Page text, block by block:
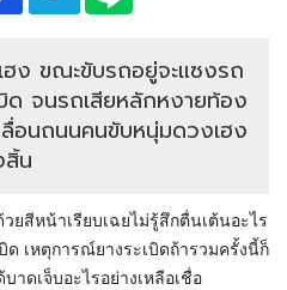
ง ขณะขับรถอยู่จะแซงรถ
ด จนรถเสียหลักหงายท้อง
อนถนนคนขับหนุ่มดวงเฮง
สิ้น
สีหน้าเรียบเฉยไม่รู้สึกตื่นเต้นอะไร
ด เหตุการณ์ยางระเบิดถ้ารวมครั้งนี้ก็
าดเจ็บอะไรอย่างเหลือเชื่อ